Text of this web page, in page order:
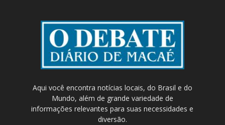
Aqui você encontra notícias locais, do Brasil e do
Mundo, além de grande variedade de
informações relevantes para suas necessidades e
diversão.